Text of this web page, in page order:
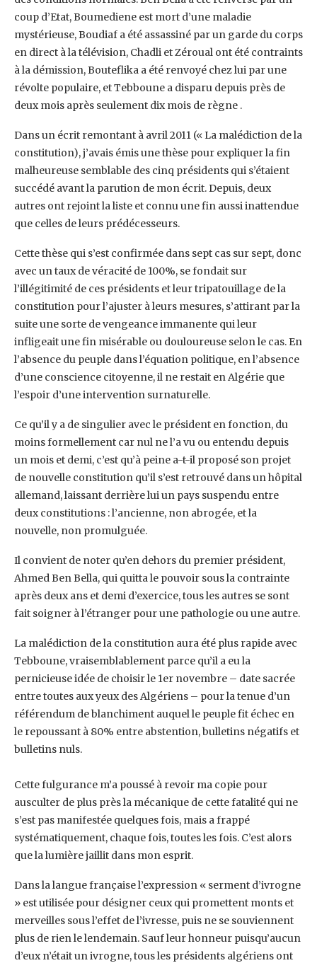
coup d’Etat, ‎Boumediene est mort d’une maladie
mystérieuse, Boudiaf a été assassiné par un garde du corps
en ‎direct à la télévision, Chadli et Zéroual ont été contraints
à la démission, Bouteflika a été renvoyé ‎chez lui par une
révolte populaire, et Tebboune a disparu depuis près de
deux mois après ‎seulement dix mois de règne .
Dans un écrit remontant à avril 2011 (« La malédiction de la
constitution), j’avais émis une thèse ‎pour expliquer la fin
malheureuse semblable des cinq présidents qui s’étaient
succédé avant la ‎parution de mon écrit. Depuis, deux
autres ont rejoint la liste et connu une fin aussi inattendue
que ‎celles de leurs prédécesseurs.‎
Cette thèse qui s’est confirmée dans sept cas sur sept, donc
avec un taux de véracité de 100%, se ‎fondait sur
l’illégitimité de ces présidents et leur tripatouillage de la
constitution pour l’ajuster à ‎leurs mesures, s’attirant par la
suite une sorte de vengeance immanente qui leur
infligeait une fin ‎misérable ou douloureuse selon le cas. En
l’absence du peuple dans l’équation politique, en ‎l’absence
d’une conscience citoyenne, il ne restait en Algérie que
l’espoir d’une intervention ‎surnaturelle.‎
Ce qu’il y a de singulier avec le président en fonction, du
moins formellement car nul ne l’a vu ou ‎entendu depuis
un mois et demi, c’est qu’à peine a-t-il proposé son projet
de nouvelle constitution ‎qu’il s’est retrouvé dans un hôpital
allemand, laissant derrière lui un pays suspendu entre
deux ‎constitutions : l’ancienne, non abrogée, et la
nouvelle, non promulguée. ‎
Il convient de noter qu’en dehors du premier président,
Ahmed Ben Bella, qui quitta le pouvoir sous ‎la contrainte
après deux ans et demi d’exercice, tous les autres se sont
fait soigner à l’étranger ‎pour une pathologie ou une autre.‎
La malédiction de la constitution aura été plus rapide avec
Tebboune, vraisemblablement parce ‎qu’il a eu la
pernicieuse idée de choisir le 1er novembre – date sacrée
entre toutes aux yeux des ‎Algériens – pour la tenue d’un
référendum de blanchiment auquel le peuple fit échec en
le ‎repoussant à 80% entre abstention, bulletins négatifs et
bulletins nuls.
Cette fulgurance m’a poussé à revoir ma copie pour
ausculter de plus près la mécanique de cette ‎fatalité qui ne
s’est pas manifestée quelques fois, mais a frappé
systématiquement, chaque fois, ‎toutes les fois. C’est alors
que la lumière jaillit dans mon esprit.‎
Dans la langue française l’expression « serment d’ivrogne
» est utilisée pour désigner ceux qui ‎promettent monts et
merveilles sous l’effet de l’ivresse, puis ne se souviennent
plus de rien le ‎lendemain. Sauf leur honneur puisqu’aucun
d’eux n’était un ivrogne, tous les présidents algériens ‎ont